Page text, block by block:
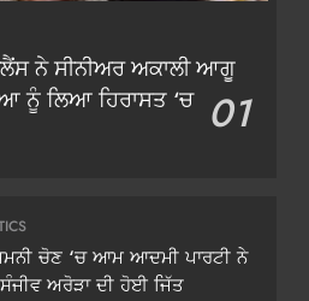
ਨੇ ਸੀਨੀਅਰ ਅਕਾਲੀ ਆਗੂ
ਨੂੰ ਲਿਆ ਹਿਰਾਸਤ ‘ਚ 01
ਚੋਣ ‘ਚ ਆਮ ਆਦਮੀ ਪਾਰਟੀ ਨੇ
ਸੰਜੀਵ ਅਰੋੜਾ ਦੀ ਹੋਈ ਜਿੱਤ